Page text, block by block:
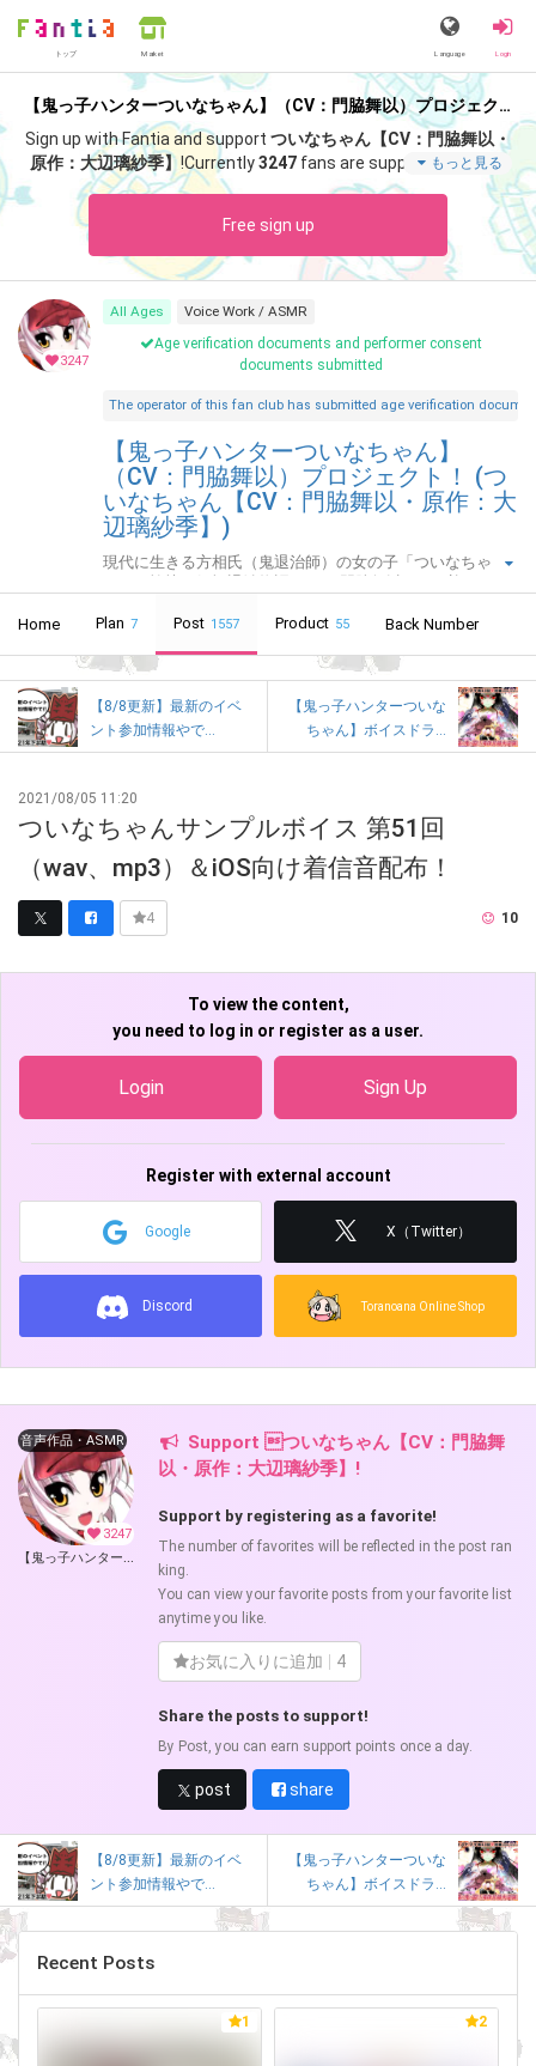
トップ Market Language Login
【鬼っ子ハンターついなちゃん】（CV：門脇舞以）プロジェクト！ (ついなちゃん【CV：門脇舞以・原作：大辺璃紗季】)
Sign up with Fantia and support ついなちゃん【CV：門脇舞以・
原作：大辺璃紗季】!Currently3247 fans are supporting.In つい
なちゃん【CV：門脇舞以・原作：大辺璃紗季】 fan club "
ついな
ちゃん【CV：門脇舞以・原作：大辺璃紗季】
", you can enjoy sp
ecial content such as "
【秋季限定】切り絵ついなちゃん御朱印
（秋）🌟授与開始❣️【紅冨台寺様】".
もっと見る
Free sign up
3247
All Ages
Voice Work / ASMR
Age verification documents and performer consent
documents submitted
The operator of this fan club has submitted age verification
【鬼っ子ハンターついなちゃん】
（CV：門脇舞以）プロジェクト！ (つ
いなちゃん【CV：門脇舞以・原作：大
辺璃紗季】)
現代に生きる方相氏（鬼退治師）の女の子「ついなちゃ
ボイスドラマに加え、フリートークコーナーや追加音源、
いなちゃんは、静岡・紅冨台寺、奈良・吉祥草寺、栃木・
大前神社節分大祭・節分講社公認萌えキャラクターです。
Home Plan 7 Post 1557 Product 55 Back Number
【8/8更新】最新のイベ
ント参加情報やで...
【鬼っ子ハンターついな
ちゃん】ボイスドラ...
2021/08/05 11:20
ついなちゃんサンプルボイス 第51回
（wav、mp3）＆iOS向け着信音配布！
4 10
To view the content,
you need to log in or register as a user.
Login Sign Up
Register with external account
Google X（Twitter）
Discord Toranoana Online Shop
3247
音声作品・ASMR
【鬼っ子ハンターついなちゃん】（CV：門脇舞以）プロジェクト！ (ついなちゃん【CV：門脇舞以・原作：大辺璃紗季】)
Support ついなちゃん【CV：門脇舞
以・原作：大辺璃紗季】!
Support by registering as a favorite!
The number of favorites will be reflected in the post ran
king.
You can view your favorite posts from your favorite list
anytime you like.
お気に入りに追加 4
Share the posts to support!
By Post, you can earn support points once a day.
post share
【8/8更新】最新のイベ
ント参加情報やで...
【鬼っ子ハンターついな
ちゃん】ボイスドラ...
Recent Posts
1 2